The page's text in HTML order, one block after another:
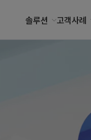
솔루션 고객사례